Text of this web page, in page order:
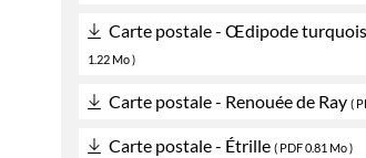
Carte postale - Œdipode
1.22 Mo )
Carte postale - Renouée de Ray (
Carte postale - Étrille ( PDF0.81 Mo )